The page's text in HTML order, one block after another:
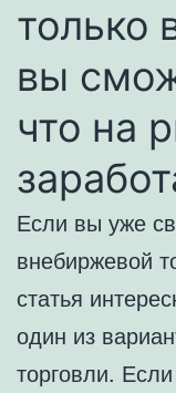
только
вы
что на
Если вы уже
внебиржевой
статья
один из
торговли.